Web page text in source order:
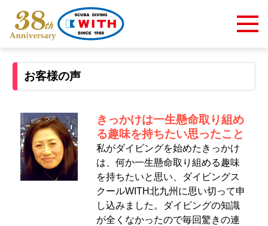
お客様の声
きっかけは一生懸命取り組め
る趣味を持ちたい思ったこと
私がダイビングを始めたきっかけ
は、何か一生懸命取り組める趣味
を持ちたいと思い、ダイビングス
クールWITH北九州に思い切って申
し込みました。ダイビングの知識
が全くなかったので毎回驚きの連